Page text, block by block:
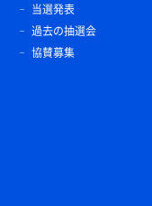
けいちゃん唐
けいちゃんの
ｳﾏｰ 久しぶり
当選発表
過去の抽選会
協賛募集